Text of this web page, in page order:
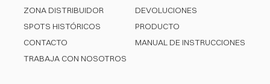
ZONA DISTRIBUIDOR
SPOTS HISTÓRICOS
CONTACTO
TRABAJA CON NOSOTROS
DEVOLUCIONES
PRODUCTO
MANUAL DE INSTRUCCIONES